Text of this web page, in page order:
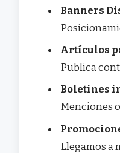
Banners
Artículos
Publica
Boletines
Menciones
Llegamos a